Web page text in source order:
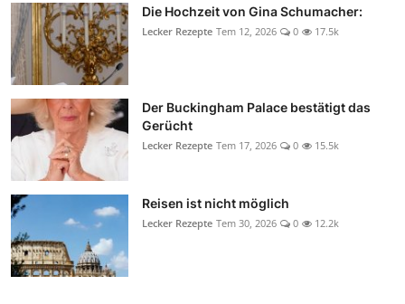
Die Hochzeit von Gina Schumacher:
Lecker Rezepte Tem 12, 2026 0 17.5k
Der Buckingham Palace bestätigt das
Gerücht
Lecker Rezepte Tem 17, 2026 0 15.5k
Reisen ist nicht möglich
Lecker Rezepte Tem 30, 2026 0 12.2k